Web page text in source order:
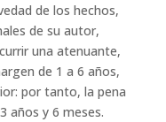
de los hechos,
de su autor,
una atenuante,
de 1 a 6 años,
por tanto, la pena
años y 6 meses.